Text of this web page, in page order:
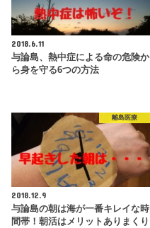
2018.6.11
与論島、熱中症による命の危険か
ら身を守る6つの方法
離島医療
2018.12.9
与論島の朝は海が一番キレイな時
間帯！朝活はメリットありまくり